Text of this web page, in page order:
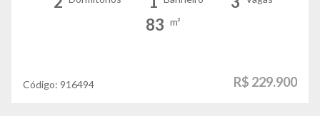
83 m²
Código: 916494 R$ 229.900